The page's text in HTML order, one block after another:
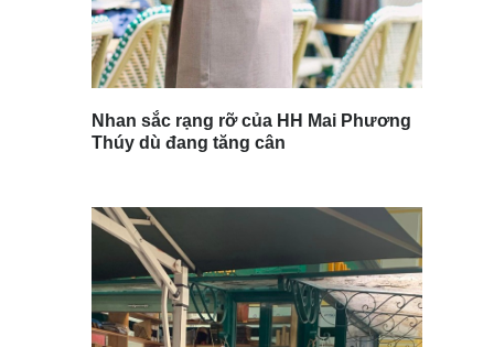
Nhan sắc rạng rỡ của HH Mai Phương
Thúy dù đang tăng cân